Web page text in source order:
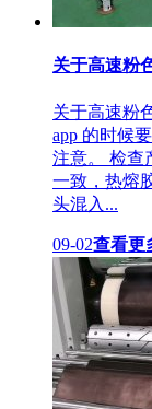
关于高速粉色
关于高速粉
app 的时候
注意。
一致，热
头混入...
09-02查看更